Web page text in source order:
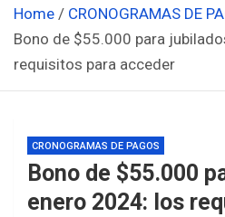
Home
CRONOGRAMAS DE
Bono de $55.000 para
requisitos para acceder
CRONOGRAMAS DE PAGOS
Bono de $55.000
enero 2024: los